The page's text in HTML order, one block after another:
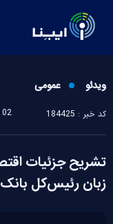
ویدئو عمومی
کد خبر : 184425 02 تير 1405 - 20:43
تشریح جزئیات
زبان رئیس‌کل